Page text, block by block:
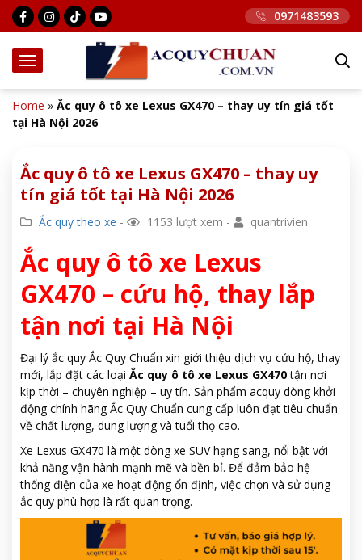
0971483593
Home » Ắc quy ô tô xe Lexus GX470 – thay uy tín giá tốt
tại Hà Nội 2026
Ắc quy ô tô xe Lexus GX470 – thay uy
tín giá tốt tại Hà Nội 2026
Ắc quy theo xe - 1153 lượt xem - quantrivien
Ắc quy ô tô xe Lexus
GX470 – cứu hộ, thay lắp
tận nơi tại Hà Nội
Đại lý ắc quy Ắc Quy Chuẩn xin giới thiệu dịch vụ cứu hộ, thay
mới, lắp đặt các loại Ắc quy ô tô xe Lexus GX470tận nơi
kịp thời – chuyên nghiệp – uy tín. Sản phẩm acquy dòng khởi
động chính hãng Ắc Quy Chuẩn cung cấp luôn đạt tiêu chuẩn
về chất lượng, dung lượng và tuổi thọ cao.
Xe Lexus GX470 là một dòng xe SUV hạng sang, nổi bật với
khả năng vận hành mạnh mẽ và bền bỉ. Để đảm bảo hệ
thống điện của xe hoạt động ổn định, việc chọn và sử dụng
ắc quy phù hợp là rất quan trọng.